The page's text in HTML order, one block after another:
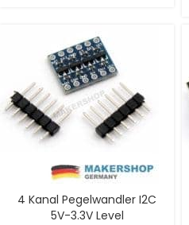
4 Kanal Pegelwandler I2C
5V-3.3V Level